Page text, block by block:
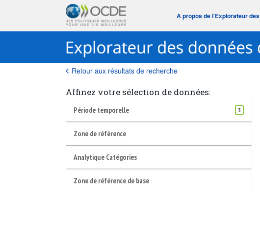
À propos de l‘Explorateur
Retour aux résultats de recherche
Affinez votre sélection de données:
Période temporelle 3
Zone de référence
Analytique Catégories
Zone de référence de base